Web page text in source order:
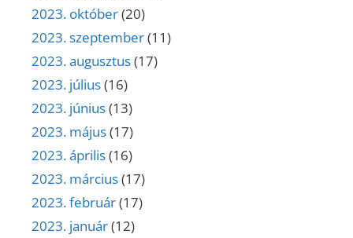
2023. október(20)
2023. szeptember(11)
2023. augusztus(17)
2023. július(16)
2023. június(13)
2023. május(17)
2023. április(16)
2023. március(17)
2023. február(17)
2023. január(12)